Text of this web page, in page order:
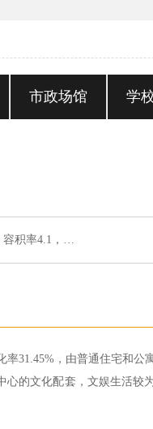
市政场馆 学
容积率4.1，…
31.45%，由普通住宅和公
的文化配套，文娱生活较